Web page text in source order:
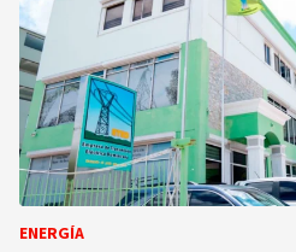
ENERGÍA